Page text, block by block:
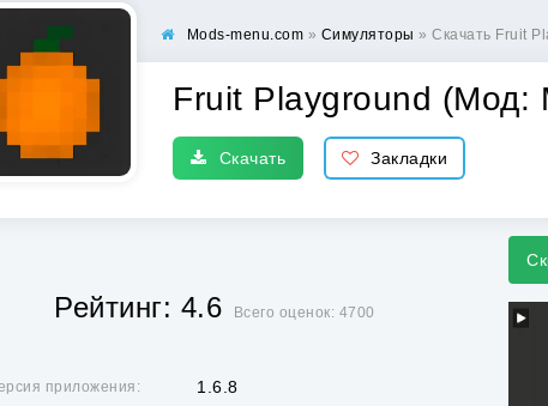
Mods-menu.com » Симуляторы » Скачать Fruit
Fruit Playground (Мод:
Скачать Закладки
Рейтинг: 4.6 Всего оценок: 4700
приложения: 1.6.8